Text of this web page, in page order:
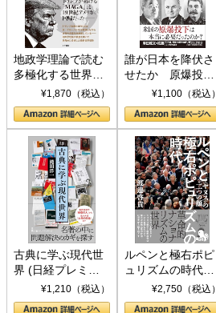
地政学理論で読む
多極化する世界：
トランプとBRICS
の挑戦
¥1,870（税込）
誰が日本を降伏さ
せたか 原爆投
下、ソ連参戦、そ
して聖断 (PHP新
書)
¥1,100（税込）
古典に学ぶ現代世
界 (日経プレミア
シリーズ)¥1,210（税込）
ルペンと極右ポピ
ュリズムの時代：
〈ヤヌス〉の二つ
の顔
¥2,750（税込）